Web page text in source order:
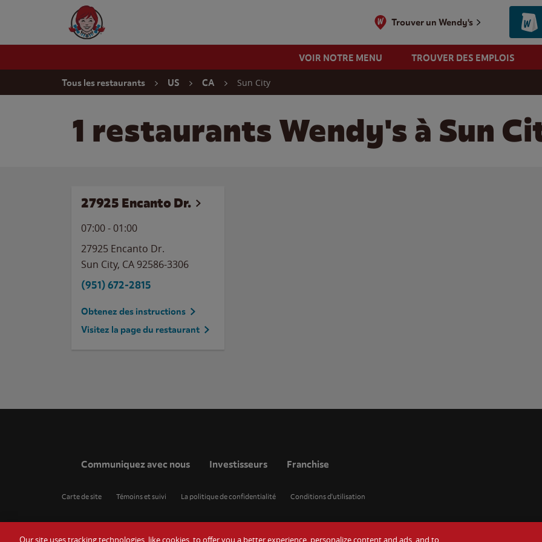
Wendy's Website Home
Trouver un Wendy's
VOIR NOTRE MENU TROUVER DES EMPLOIS
Return to NavTous les restaurants US CA Sun City
1 restaurants Wendy's à Sun
27925 Encanto Dr.
07:00- 01:00
27925 Encanto Dr.
Sun City, CA 92586-3306
(951) 672-2815
Obtenez des instructions
Visitez la page du restaurant
Communiquez avec nous Investisseurs Franchise
Carte de site Témoins et suivi La politique de confidentialité Conditions d'utilisation
Our site uses tracking technologies, like cookies, to offer you a better experience, personalize content and ads, and to